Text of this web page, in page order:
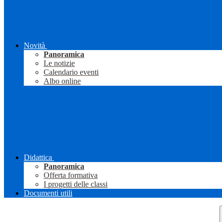
Novità
Panoramica
Le notizie
Calendario eventi
Albo online
Didattica
Panoramica
Offerta formativa
I progetti delle classi
Documenti utili